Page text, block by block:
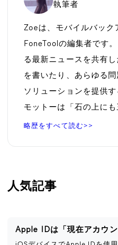
執筆者
Zoeは、モバイルバック
FoneToolの編集者です
る最新ニュースを共有
を書いたり、あらゆる
ソリューションを提供す
モットーは「石の上にも
略歴をすべて読む>>
人気記事